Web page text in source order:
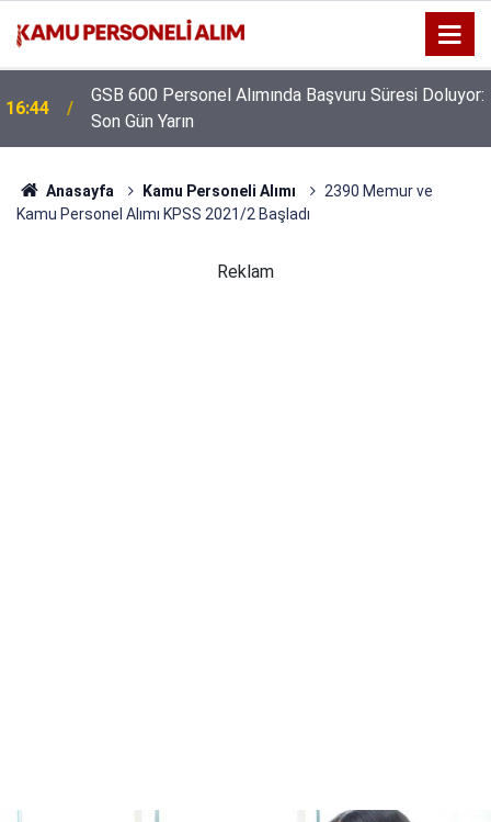
16:44
GSB 600 Personel Alımında Başvuru Süresi Doluyor:
Son Gün Yarın
Anasayfa Kamu Personeli Alımı
2390 Memur ve
Kamu Personel Alımı KPSS 2021/2 Başladı
Reklam